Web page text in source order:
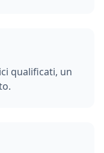
qualificati, un